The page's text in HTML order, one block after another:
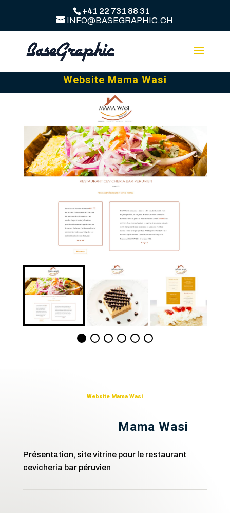
+41 22 731 88 31
INFO@BASEGRAPHIC.CH
Website Mama Wasi
Website Mama Wasi
Mama Wasi
Présentation, site vitrine pour le restaurant
cevicheria bar péruvien